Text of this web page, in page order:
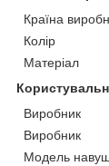
Країна
Колір
Матеріал
Виробник
Виробник
Модель